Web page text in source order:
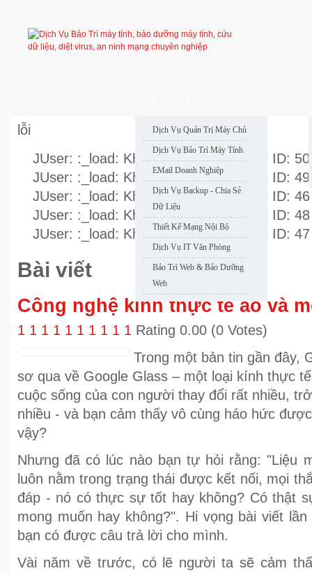
Dịch Vụ Quản Trị Máy Chủ
Dịch Vụ Bảo Trì Máy Tính
EMail Doanh Nghiệp
Dịch Vụ Backup - Chia Sẻ
Dữ Liệu
Thiết Kế Mạng Nội Bộ
Dịch Vụ IT Văn Phòng
Bảo Trì Web & Bảo Dưỡng
Web
lỗi
JUser: :_load: Không thể nạp user với ID: 50
JUser: :_load: Không thể nạp user với ID: 49
JUser: :_load: Không thể nạp user với ID: 46
JUser: :_load: Không thể nạp user với ID: 48
JUser: :_load: Không thể nạp user với ID: 47
Bài viết
Công nghệ kính thực tế ảo và
1 1 1 1 1 1 1 1 1 1 Rating 0.00 (0 Votes)
Trong một bản tin gần đây,
sơ qua về Google Glass – một loại kính thực
cuộc sống của con người thay đổi rất nhiều,
nhiều - và bạn cảm thấy vô cùng háo hức
vậy?
Nhưng đã có lúc nào bạn tự hỏi rằng: "Liệu
luôn nằm trong trạng thái được kết nối, mọi
đáp - nó có thực sự tốt hay không? Có thật
mong muốn hay không?". Hi vọng bài viết
bạn có được câu trả lời cho mình.
Vài năm về trước, có lẽ người ta sẽ cảm